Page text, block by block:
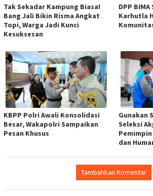
Tak Sekadar Kampung Biasa!
Bang Jali Bikin Risma Angkat
Topi, Warga Jadi Kunci
Kesuksesan
DPP
Karhutla
KBPP Polri Awali Konsolidasi
Besar, Wakapolri Sampaikan
Pesan Khusus
Gunakan
Seleksi
dan
Tambahkan Komentar